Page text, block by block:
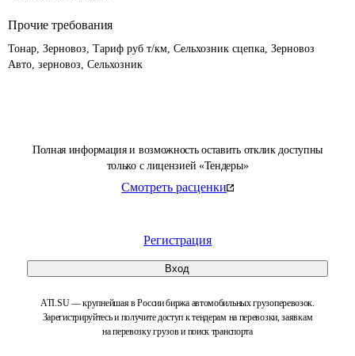
Полная информация и возможность оставить отклик доступны
только с лицензией «Тендеры»
Смотреть расценки
Регистрация
Вход
ATI.SU — крупнейшая в России биржа автомобильных грузоперевозок.
Зарегистрируйтесь и получите доступ к тендерам на перевозки, заявкам
на перевозку грузов и поиск транспорта
Прочие требования
Тонар, Зерновоз, Тариф руб т/км, Сельхозник сцепка, Зерновоз
Авто, зерновоз, Сельхозник